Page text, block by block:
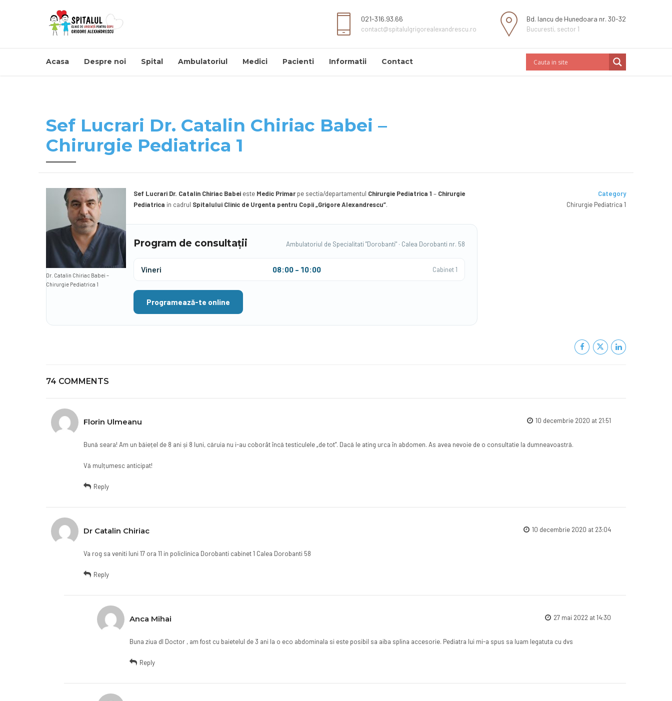
021-316.93.66
contact@spitalulgrigorealexandrescu.ro
Bd. Iancu de Hunedoara nr. 30-32
Bucuresti, sector 1
Acasa Despre noi Spital Ambulatoriul Medici Pacienti Informatii Contact
Sef Lucrari Dr. Catalin Chiriac Babei –
Chirurgie Pediatrica 1
Dr. Catalin Chiriac Babei –
Chirurgie Pediatrica 1
Sef Lucrari Dr. Catalin Chiriac Babei este Medic Primar pe sectia/departamentul Chirurgie Pediatrica 1 – Chirurgie
Pediatrica in cadrul Spitalului Clinic de Urgenta pentru Copii „Grigore Alexandrescu”.
Program de consultații Ambulatoriul de Specialitati "Dorobanti" · Calea Dorobanti nr. 58
Vineri 08:00 – 10:00 Cabinet 1
Programează-te online
Category
Chirurgie Pediatrica 1
74 COMMENTS
Florin Ulmeanu 10 decembrie 2020 at 21:51
Bună seara! Am un băiețel de 8 ani și 8 luni, căruia nu i-au coborât încă testiculele „de tot”. Dacă le ating urca în abdomen. As avea nevoie de o consultatie la dumneavoastră.
Vă mulțumesc anticipat!
Reply
Dr Catalin Chiriac 10 decembrie 2020 at 23:04
Va rog sa veniti luni 17 ora 11 in policlinica Dorobanti cabinet 1 Calea Dorobanti 58
Reply
Anca Mihai 27 mai 2022 at 14:30
Buna ziua dl Doctor , am fost cu baietelul de 3 ani la o eco abdominala si este posibil sa aiba splina accesorie. Pediatra lui mi-a spus sa luam legatuta cu dvs
Reply